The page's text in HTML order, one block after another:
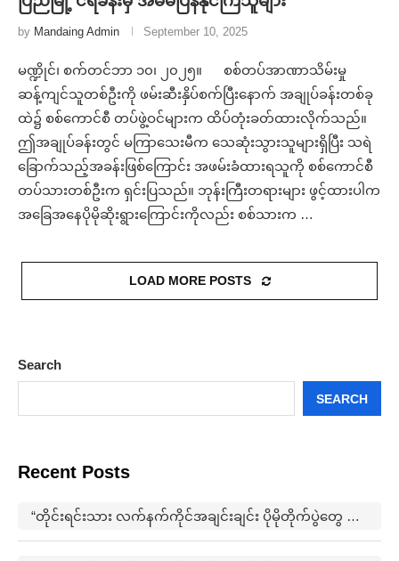
by Mandaing Admin September 10, 2025
မဏ္ဍိုင်၊ စက်တင်ဘာ ၁၀၊ ၂၀၂၅။ စစ်တပ်အာဏာသိမ်းမှု
ဆန့်ကျင်သူတစ်ဦးကို ဖမ်းဆီးနှိပ်စက်ပြီးနောက် အချုပ်ခန်းတစ်ခု
ထဲ၌ စစ်ကောင်စီ တပ်ဖွဲ့ဝင်များက ထိပ်တုံးခတ်ထားလိုက်သည်။
ဤအချုပ်ခန်းတွင် မကြာသေးမီက သေဆုံးသွားသူများရှိပြီး သရဲ
ခြောက်သည့်အခန်းဖြစ်ကြောင်း အဖမ်းခံထားရသူကို စစ်ကောင်စီ
တပ်သားတစ်ဦးက ရှင်းပြသည်။ ဘုန်းကြီးတရားများ ဖွင့်ထားပါက
အခြေအနေပိုမိုဆိုးရွားကြောင်းကိုလည်း စစ်သားက …
LOAD MORE POSTS
Search
SEARCH
Recent Posts
“တိုင်းရင်းသား လက်နက်ကိုင်အချင်းချင်း ပိုမိုတိုက်ပွဲတွေ ဖြစ်ပွားမှုတွေက မြေရှားနဲ့ ပတ်သက်ပြီးတော့ ထိပ်တိုက်များလာတယ်”